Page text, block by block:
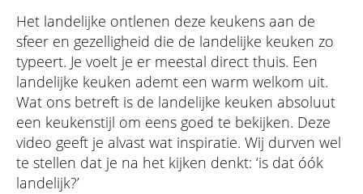
Het landelijke ontlenen deze keukens aan de
sfeer en gezelligheid die de landelijke keuken zo
typeert. Je voelt je er meestal direct thuis. Een
landelijke keuken ademt een warm welkom uit.
Wat ons betreft is de landelijke keuken absoluut
een keukenstijl om eens goed te bekijken. Deze
video geeft je alvast wat inspiratie. Wij durven wel
te stellen dat je na het kijken denkt: ‘is dat óók
landelijk?’